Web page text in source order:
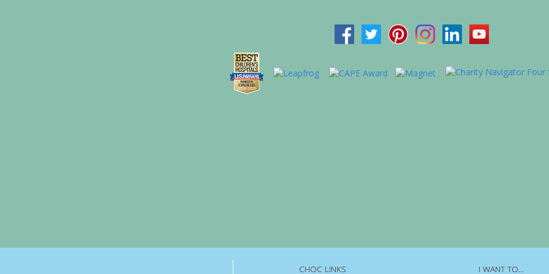
CHOC LINKS I WANT TO...